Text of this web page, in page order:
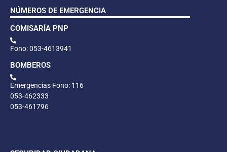
NÚMEROS DE EMERGENCIA
COMISARÍA PNP
Fono: 053-4613941
BOMBEROS
Emergencias Fono: 116
053-462333
053-461796